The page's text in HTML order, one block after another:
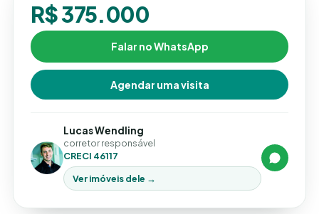
R$ 375.000
Falar no WhatsApp
Agendar uma visita
Lucas Wendling
corretor responsável
CRECI 46117
Ver imóveis dele →